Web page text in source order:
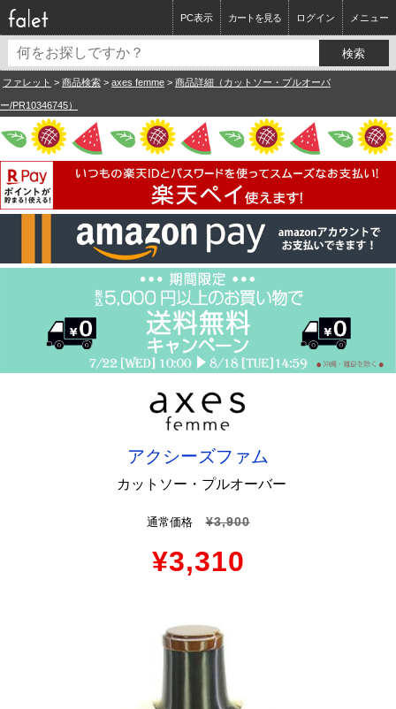
ログイン メニュー
カートを見る
PC表示
ファレット > 商品検索 > axes femme > 商品詳細（カットソー・プルオーバ
ー/PR10346745）
アクシーズファム
カットソー・プルオーバー
通常価格 ¥3,900
¥3,310